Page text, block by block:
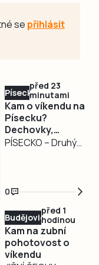
se přihlásit
Písecko
před 23
minutami
Kam o víkendu na
Písecku?
Dechovky,
pohádkový les,
PÍSECKO – Druhý
Písecku pestrý
program pro
milovníky hudby,
rodiny s dětmi i
příznivce
venkovských
0
Budějovicko
před 1
hodinou
Kam na zubní
pohotovost o
víkendu